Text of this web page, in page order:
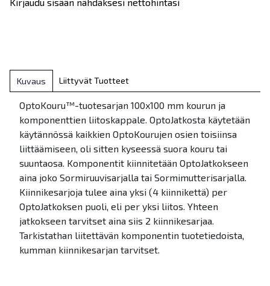
Kuvaus Liittyvät Tuotteet
OptoKouru™-tuotesarjan 100x100 mm kourun ja
komponenttien liitoskappale. OptoJatkosta käytetään
käytännössä kaikkien OptoKourujen osien toisiinsa
liittäämiseen, oli sitten kyseessä suora kouru tai
suuntaosa. Komponentit kiinnitetään OptoJatkokseen
aina joko Sormiruuvisarjalla tai Sormimutterisarjalla.
Kiinnikesarjoja tulee aina yksi (4 kiinnikettä) per
OptoJatkoksen puoli, eli per yksi liitos. Yhteen
jatkokseen tarvitset aina siis 2 kiinnikesarjaa.
Tarkistathan liitettävän komponentin tuotetiedoista,
kumman kiinnikesarjan tarvitset.